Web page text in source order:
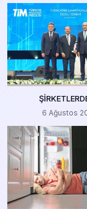
6 Ağustos